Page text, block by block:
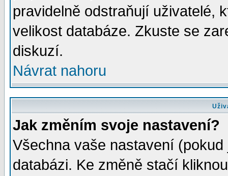
pravidelně odstraňují uživatelé,
velikost databáze. Zkuste se
diskuzí.
Návrat nahoru
Jak změním svoje nastavení?
Všechna vaše nastavení
databázi. Ke změně stačí